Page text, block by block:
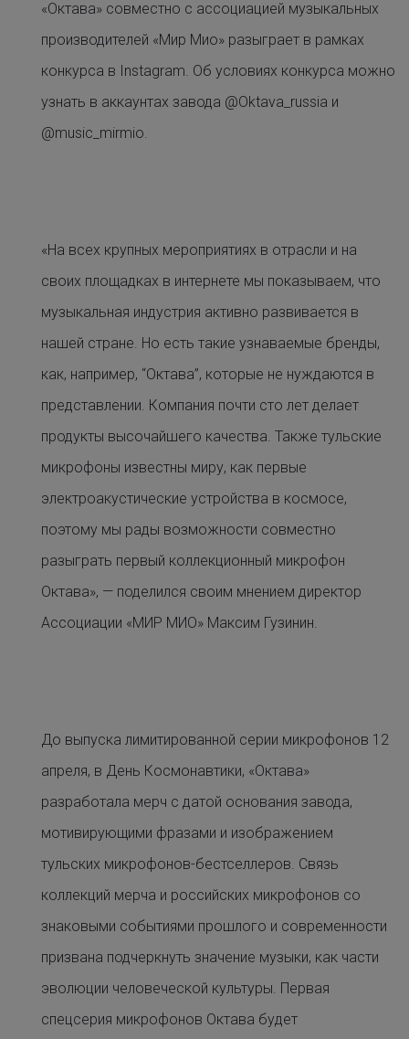
«Октава» совместно с ассоциацией музыкальных
производителей «Мир Мио» разыграет в рамках
конкурса в Instagram. Об условиях конкурса можно
узнать в аккаунтах завода @Oktava_russia и
@music_mirmio.
«На всех крупных мероприятиях в отрасли и на
своих площадках в интернете мы показываем, что
музыкальная индустрия активно развивается в
нашей стране. Но есть такие узнаваемые бренды,
как, например, “Октава”, которые не нуждаются в
представлении. Компания почти сто лет делает
продукты высочайшего качества. Также тульские
микрофоны известны миру, как первые
электроакустические устройства в космосе,
поэтому мы рады возможности совместно
разыграть первый коллекционный микрофон
Октава», — поделился своим мнением директор
Ассоциации «МИР МИО» Максим Гузинин.
До выпуска лимитированной серии микрофонов 12
апреля, в День Космонавтики, «Октава»
разработала мерч с датой основания завода,
мотивирующими фразами и изображением
тульских микрофонов-бестселлеров. Связь
коллекций мерча и российских микрофонов со
знаковыми событиями прошлого и современности
призвана подчеркнуть значение музыки, как части
эволюции человеческой культуры. Первая
спецсерия микрофонов Октава будет